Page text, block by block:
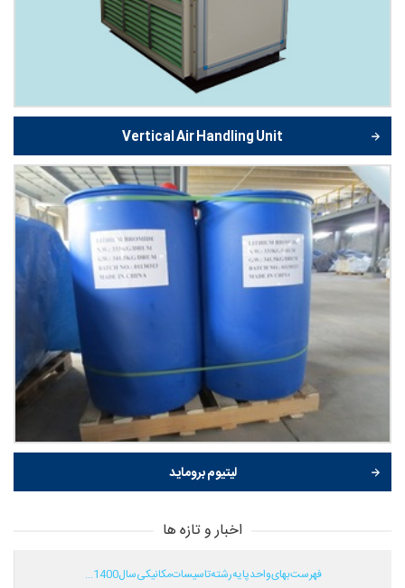
Vertical Air Handling Unit
لیتیوم بروماید
اخبار و تازه ها
فهرست بهای واحد پایه رشته تاسیسات مکانیکی سال 1400...